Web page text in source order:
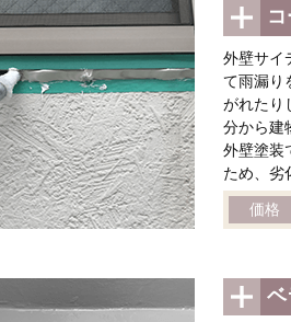
外壁サイ
て雨漏り
がれたり
分から建
外壁塗装
ため、劣
価格
ベ